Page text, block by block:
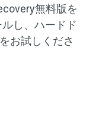
無料版を
し、ハードド
お試しくださ